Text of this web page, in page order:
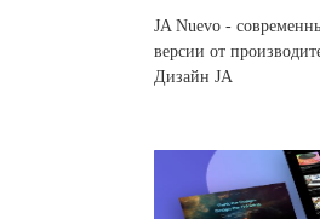
JA Nuevo -
версии от
Дизайн JA